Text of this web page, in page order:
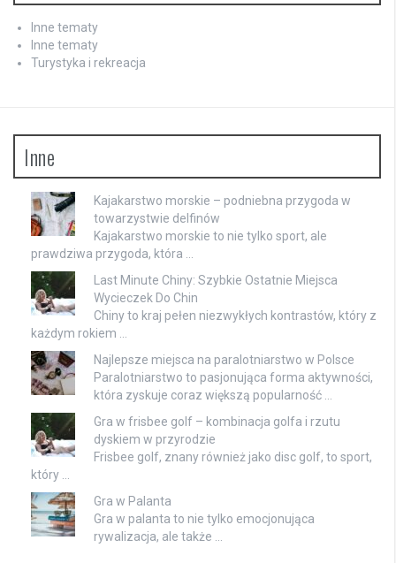
Inne tematy
Inne tematy
Turystyka i rekreacja
Inne
Kajakarstwo morskie – podniebna przygoda w
towarzystwie delfinów
Kajakarstwo morskie to nie tylko sport, ale
prawdziwa przygoda, która …
Last Minute Chiny: Szybkie Ostatnie Miejsca
Wycieczek Do Chin
Chiny to kraj pełen niezwykłych kontrastów, który z
każdym rokiem …
Najlepsze miejsca na paralotniarstwo w Polsce
Paralotniarstwo to pasjonująca forma aktywności,
która zyskuje coraz większą popularność …
Gra w frisbee golf – kombinacja golfa i rzutu
dyskiem w przyrodzie
Frisbee golf, znany również jako disc golf, to sport,
który …
Gra w Palanta
Gra w palanta to nie tylko emocjonująca
rywalizacja, ale także …